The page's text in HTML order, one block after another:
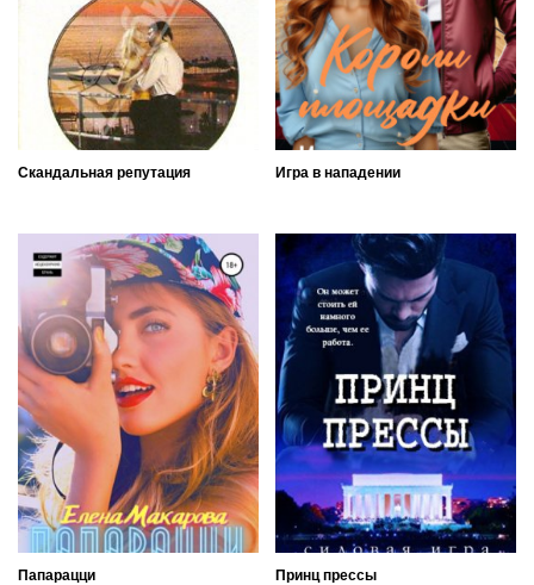
Скандальная репутация Игра в нападении
Папарацци Принц прессы